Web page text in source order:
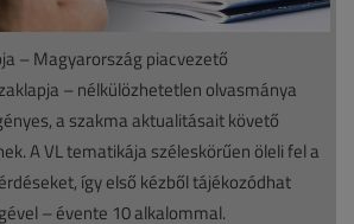
– Magyarország piacvezető
– nélkülözhetetlen olvasmánya
a szakma aktualitásait követő
A VL tematikája széleskörűen öleli fel a
így első kézből tájékozódhat
– évente 10 alkalommal.